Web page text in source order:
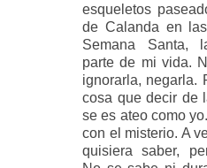
esqueletos
de Calanda en
Semana Santa,
parte de mi vida.
ignorarla, negarla.
cosa que decir de
se es ateo como
con el misterio. A
quisiera saber,